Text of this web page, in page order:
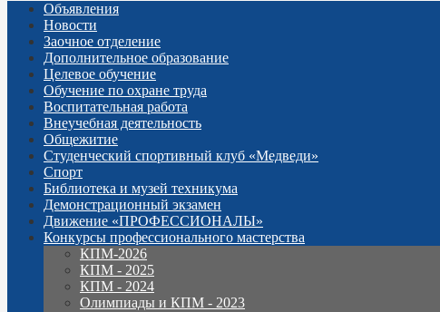
Объявления
Новости
Заочное отделение
Дополнительное образование
Целевое обучение
Обучение по охране труда
Воспитательная работа
Внеучебная деятельность
Общежитие
Студенческий спортивный клуб «Медведи»
Спорт
Библиотека и музей техникума
Демонстрационный экзамен
Движение «ПРОФЕССИОНАЛЫ»
Конкурсы профессионального мастерства
КПМ-2026
КПМ - 2025
КПМ - 2024
Олимпиады и КПМ - 2023